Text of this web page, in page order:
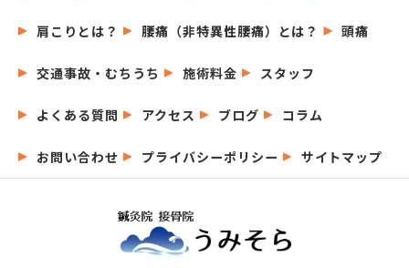
肩こりとは？ 腰痛（非特異性腰痛）とは？ 頭痛
交通事故・むちうち 施術料金 スタッフ
よくある質問 アクセス ブログ コラム
お問い合わせ プライバシーポリシー サイトマップ